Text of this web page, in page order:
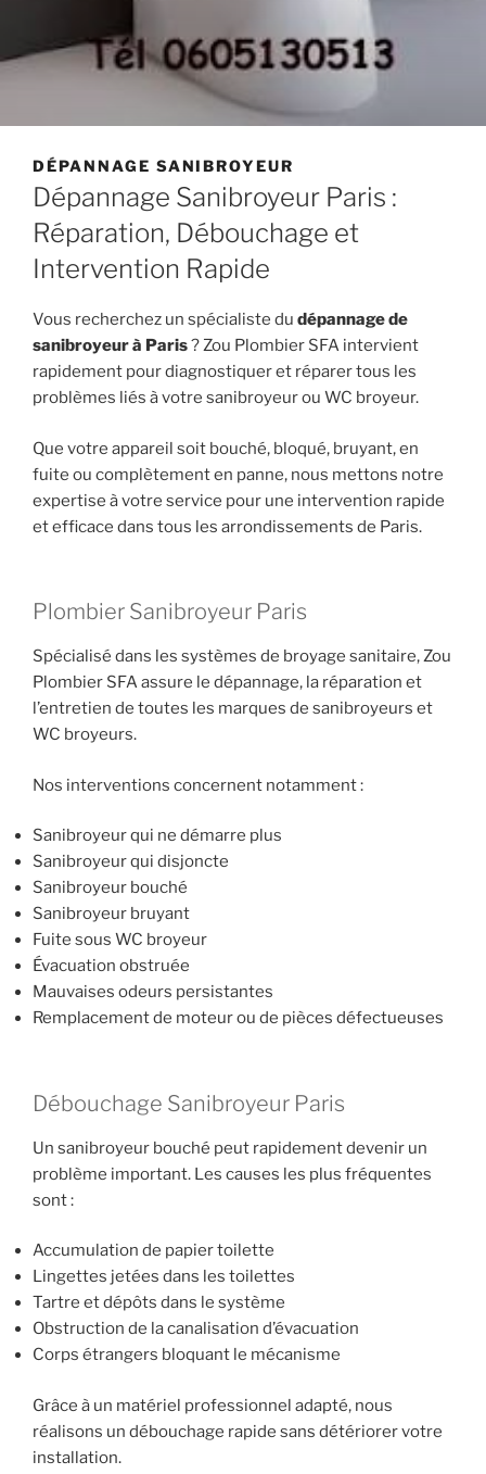
DÉPANNAGE SANIBROYEUR
Dépannage Sanibroyeur Paris :
Réparation, Débouchage et
Intervention Rapide
Vous recherchez un spécialiste du dépannage de
sanibroyeur à Paris? Zou Plombier SFA intervient
rapidement pour diagnostiquer et réparer tous les
problèmes liés à votre sanibroyeur ou WC broyeur.
Que votre appareil soit bouché, bloqué, bruyant, en
fuite ou complètement en panne, nous mettons notre
expertise à votre service pour une intervention rapide
et efficace dans tous les arrondissements de Paris.
Plombier Sanibroyeur Paris
Spécialisé dans les systèmes de broyage sanitaire, Zou
Plombier SFA assure le dépannage, la réparation et
l’entretien de toutes les marques de sanibroyeurs et
WC broyeurs.
Nos interventions concernent notamment :
Sanibroyeur qui ne démarre plus
Sanibroyeur qui disjoncte
Sanibroyeur bouché
Sanibroyeur bruyant
Fuite sous WC broyeur
Évacuation obstruée
Mauvaises odeurs persistantes
Remplacement de moteur ou de pièces défectueuses
Débouchage Sanibroyeur Paris
Un sanibroyeur bouché peut rapidement devenir un
problème important. Les causes les plus fréquentes
sont :
Accumulation de papier toilette
Lingettes jetées dans les toilettes
Tartre et dépôts dans le système
Obstruction de la canalisation d’évacuation
Corps étrangers bloquant le mécanisme
Grâce à un matériel professionnel adapté, nous
réalisons un débouchage rapide sans détériorer votre
installation.